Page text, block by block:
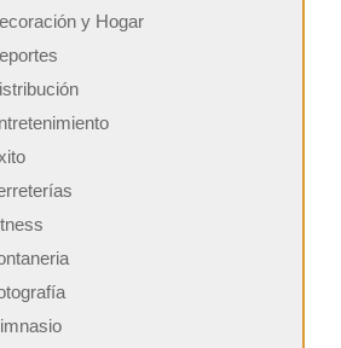
y Hogar